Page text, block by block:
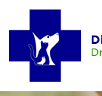
Home
Hond